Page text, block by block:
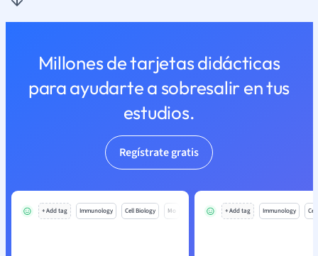
Millones de tarjetas didácticas
para ayudarte a sobresalir en tus
estudios.
Regístrate gratis
+ Add tag Immunology Cell Biology Mo + Add tag Immunology